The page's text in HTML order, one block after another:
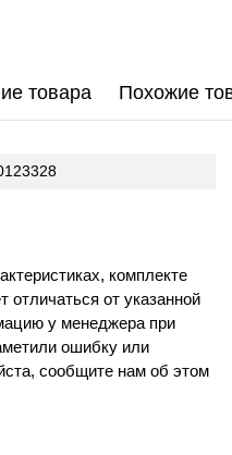
товара Похожие
комплекте
от указанной
у менеджера при
ошибку или
сообщите нам об этом